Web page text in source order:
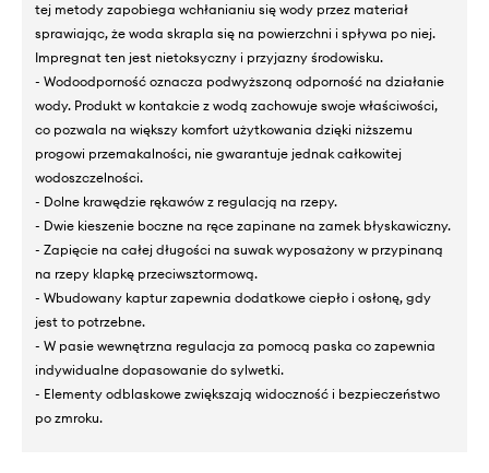
tej metody zapobiega wchłanianiu się wody przez materiał
sprawiając, że woda skrapla się na powierzchni i spływa po niej.
Impregnat ten jest nietoksyczny i przyjazny środowisku.
- Wodoodporność oznacza podwyższoną odporność na działanie
wody. Produkt w kontakcie z wodą zachowuje swoje właściwości,
co pozwala na większy komfort użytkowania dzięki niższemu
progowi przemakalności, nie gwarantuje jednak całkowitej
wodoszczelności.
- Dolne krawędzie rękawów z regulacją na rzepy.
- Dwie kieszenie boczne na ręce zapinane na zamek błyskawiczny.
- Zapięcie na całej długości na suwak wyposażony w przypinaną
na rzepy klapkę przeciwsztormową.
- Wbudowany kaptur zapewnia dodatkowe ciepło i osłonę, gdy
jest to potrzebne.
- W pasie wewnętrzna regulacja za pomocą paska co zapewnia
indywidualne dopasowanie do sylwetki.
- Elementy odblaskowe zwiększają widoczność i bezpieczeństwo
po zmroku.